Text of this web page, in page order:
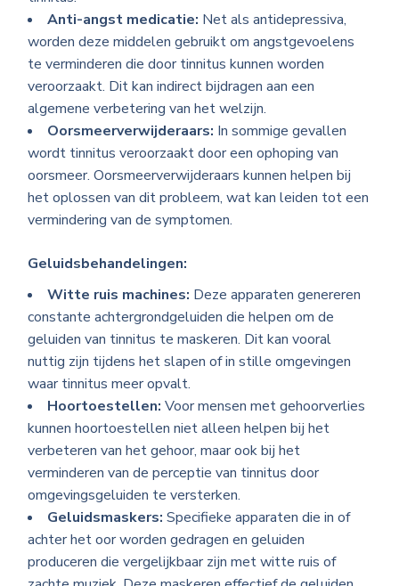
Anti-angst medicatie: Net als antidepressiva,
worden deze middelen gebruikt om angstgevoelens
te verminderen die door tinnitus kunnen worden
veroorzaakt. Dit kan indirect bijdragen aan een
algemene verbetering van het welzijn.
Oorsmeerverwijderaars: In sommige gevallen
wordt tinnitus veroorzaakt door een ophoping van
oorsmeer. Oorsmeerverwijderaars kunnen helpen bij
het oplossen van dit probleem, wat kan leiden tot een
vermindering van de symptomen.
Geluidsbehandelingen:
Witte ruis machines: Deze apparaten genereren
constante achtergrondgeluiden die helpen om de
geluiden van tinnitus te maskeren. Dit kan vooral
nuttig zijn tijdens het slapen of in stille omgevingen
waar tinnitus meer opvalt.
Hoortoestellen: Voor mensen met gehoorverlies
kunnen hoortoestellen niet alleen helpen bij het
verbeteren van het gehoor, maar ook bij het
verminderen van de perceptie van tinnitus door
omgevingsgeluiden te versterken.
Geluidsmaskers: Specifieke apparaten die in of
achter het oor worden gedragen en geluiden
produceren die vergelijkbaar zijn met witte ruis of